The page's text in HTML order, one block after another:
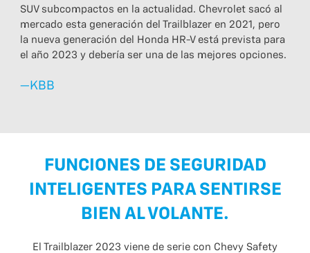
SUV subcompactos en la actualidad. Chevrolet sacó al
mercado esta generación del Trailblazer en 2021, pero
la nueva generación del Honda HR-V está prevista para
el año 2023 y debería ser una de las mejores opciones.
—KBB
FUNCIONES DE SEGURIDAD
INTELIGENTES PARA SENTIRSE
BIEN AL VOLANTE.
El Trailblazer 2023 viene de serie con Chevy Safety